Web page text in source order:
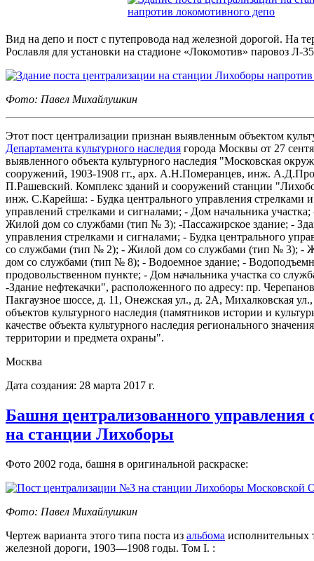
Вид на депо и пост с путепровода над железной дорогой. На
Рославля для установки на стадионе «Локомотив» паровоз Л-
Фото: Павел Михайлушкин
Этот пост централизации признан выявленным объектом
Департамента культурного наследия города Москвы от 27
выявленного объекта культурного наследия "Московская
сооружений, 1903-1908 гг., арх. А.Н.Померанцев, инж.
П.Рашевский. Комплекс зданий и сооружений станции
инж. С.Карейша: - Будка центрального управления стрелками
управлений стрелками и сигналами; - Дом начальника
Жилой дом со службами (тип № 3); -Пассажирское здание; -
управления стрелками и сигналами; - Будка центрального
со службами (тип № 2); - Жилой дом со службами (тип № 3); -
дом со службами (тип № 8); - Водоемное здание; -
продовольственном пункте; - Дом начальника участка со
-Здание нефтекачки", расположенного по адресу: пр.
Пакгаузное шоссе, д. 11, Онежская ул., д. 2А, Михалковская
объектов культурного наследия (памятников истории и
качестве объекта культурного наследия регионального
территории и предмета охраны".
Москва
Дата создания: 28 марта 2017 г.
Башня централизованного
на станции Лихоборы
Фото 2002 года, башня в оригинальной раскраске:
Фото: Павел Михайлушкин
Чертеж варианта этого типа поста из альбома
железной дороги, 1903—1908 годы. Том I. :